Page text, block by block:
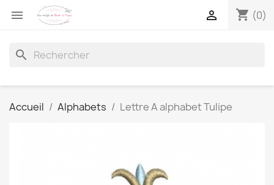
 shopping_cart (0)

search
Accueil Alphabets Lettre A alphabet Tulipe